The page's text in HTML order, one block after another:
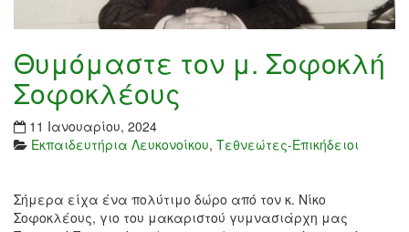
Θυμόμαστε τον μ. Σοφοκλή
Σοφοκλέους
11 Ιανουαρίου, 2024
Εκπαιδευτήρια Λευκονοίκου, Τεθνεώτες-Επικήδειοι
Σήμερα είχα ένα πολύτιμο δώρο από τον κ. Νίκο
Σοφοκλέους, γιο του μακαριστού γυμνασιάρχη μας